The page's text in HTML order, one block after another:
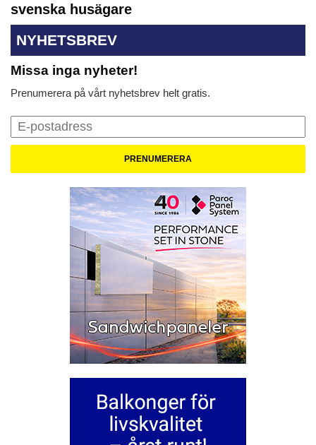
svenska husägare
NYHETSBREV
Missa inga nyheter!
Prenumerera på vårt nyhetsbrev helt gratis.